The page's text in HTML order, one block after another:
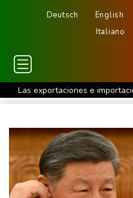
Deutsch English
Italiano
Las exportaciones e
Países del Pacífico fracasan
Partidos políticos españoles
organización del Mundial de
Manifestantes chocan con
proyecto de ley a favor de la